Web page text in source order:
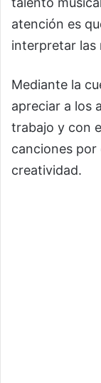
atención es
interpretar las
Mediante la
apreciar a los
trabajo y con
canciones por
creatividad.